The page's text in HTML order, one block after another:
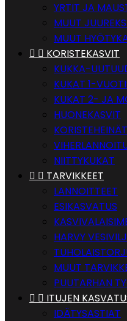
YRTIT JA
MUUT
MUUT
  KORISTEKASVIT
KUKKA-
KUKAT 1-
KUKAT 2- JA
HUONEKASVIT
KORISTEHEINÄT
NIITTYKUKAT
  TARVIKKEET
LANNOITTEET
ESIKASVATUS
HARVY
MUUT
PUUTARHAN
  ITUJEN
IDÄTYSASTIAT